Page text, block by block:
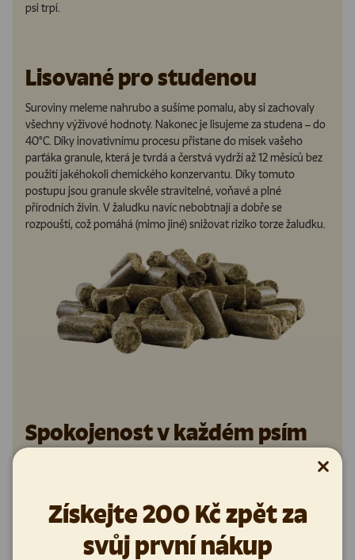
psi trpí.
Lisované pro studenou
Suroviny meleme nahrubo a sušíme pomalu, aby si zachovaly
všechny výživové hodnoty. Nakonec je lisujeme za studena – do
40°C. Díky inovativnímu procesu přistane do misek vašeho
parťáka granule, která je tvrdá a čerstvá vydrží až 12 měsíců bez
použití jakéhokoli chemického konzervantu. Díky tomuto
postupu jsou granule skvěle stravitelné, voňavé a plné
přírodních živin. V žaludku navíc nebobtnají a dobře se
rozpouští, což pomáhá (mimo jiné) snižovat riziko torze žaludku.
Spokojenost v každém psím
štěňata, dospělé psy i seniory. Vycházíme tak z poznatků vědy a
historie vývoje psa. Můžete se tak spolehnout, že vašeho psa
dáváte vyváženou krmnou dávku plnou živin, ať už jde o malého
rošťáka nebo vyzrálého hafana.
Získejte 200 Kč zpět za
svůj první nákup